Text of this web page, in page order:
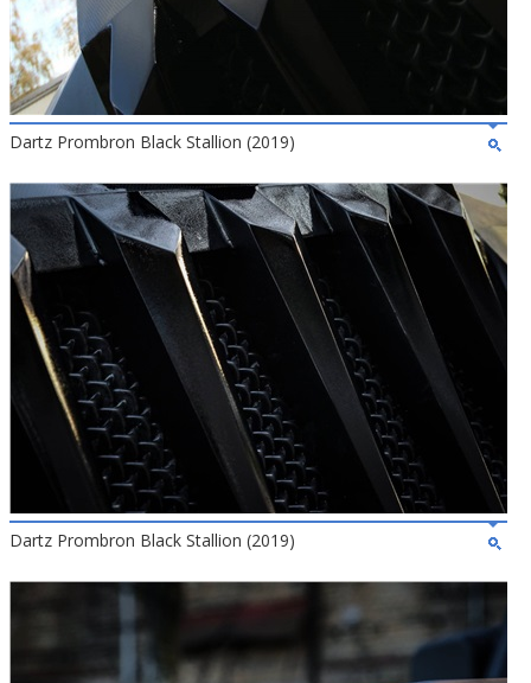
Dartz Prombron Black Stallion (2019)
Dartz Prombron Black Stallion (2019)